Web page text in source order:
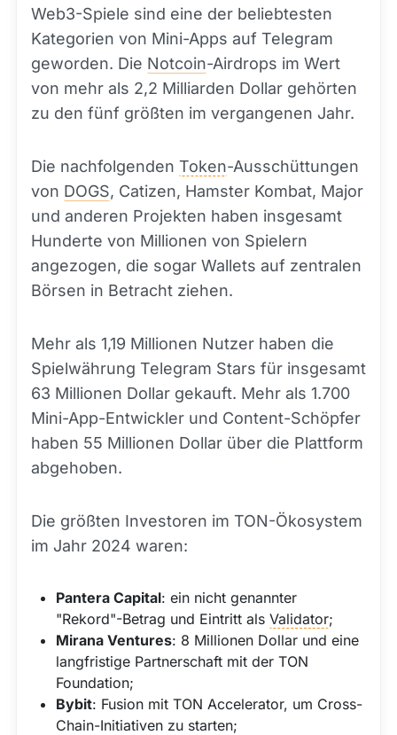
Web3-Spiele sind eine der beliebtesten
Kategorien von Mini-Apps auf Telegram
geworden. Die Notcoin-Airdrops im Wert
von mehr als 2,2 Milliarden Dollar gehörten
zu den fünf größten im vergangenen Jahr.
Die nachfolgenden Token-Ausschüttungen
von DOGS, Catizen, Hamster Kombat, Major
und anderen Projekten haben insgesamt
Hunderte von Millionen von Spielern
angezogen, die sogar Wallets auf zentralen
Börsen in Betracht ziehen.
Mehr als 1,19 Millionen Nutzer haben die
Spielwährung Telegram Stars für insgesamt
63 Millionen Dollar gekauft. Mehr als 1.700
Mini-App-Entwickler und Content-Schöpfer
haben 55 Millionen Dollar über die Plattform
abgehoben.
Die größten Investoren im TON-Ökosystem
im Jahr 2024 waren:
Pantera Capital: ein nicht genannter
"Rekord"-Betrag und Eintritt als Validator;
Mirana Ventures: 8 Millionen Dollar und eine
langfristige Partnerschaft mit der TON
Foundation;
Bybit: Fusion mit TON Accelerator, um Cross-
Chain-Initiativen zu starten;